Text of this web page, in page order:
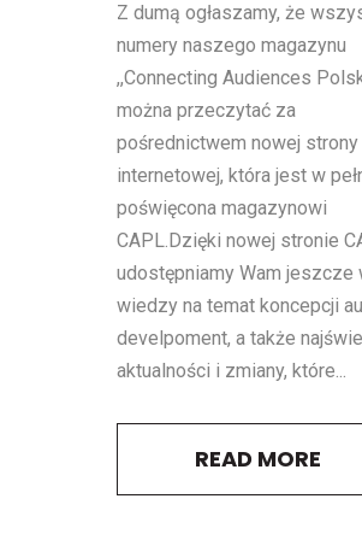
Z dumą ogłaszamy, że
numery naszego magazynu
,,Connecting Audiences
można przeczytać za
pośrednictwem nowej strony
internetowej, która jest w
poświęcona magazynowi
CAPL.Dzięki nowej stronie
udostępniamy Wam jeszcze
wiedzy na temat koncepcji
develpoment, a także
aktualności i zmiany, które...
READ MORE